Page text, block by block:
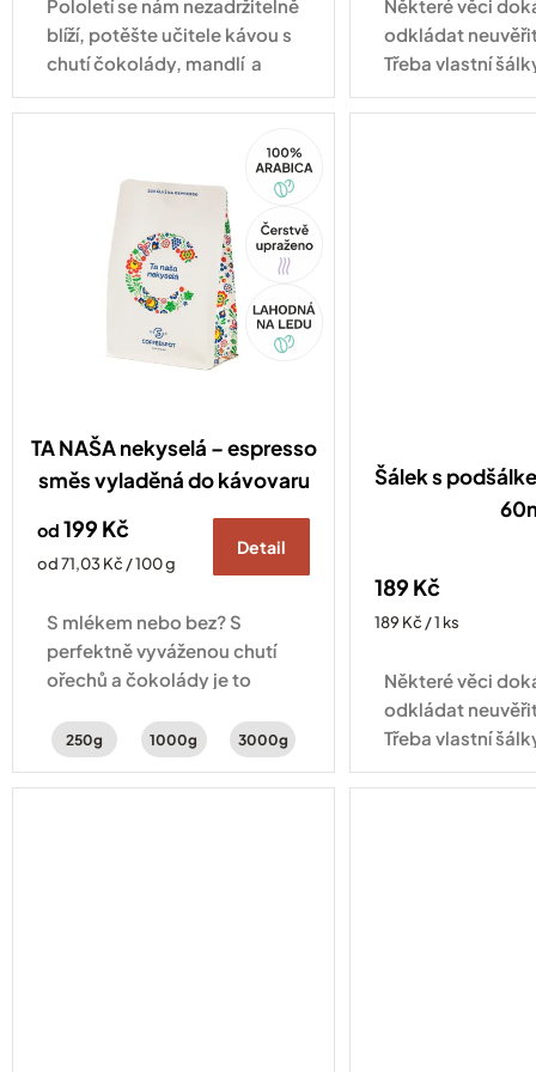
Pololetí se nám nezadržitelně
blíží, potěšte učitele kávou s
chutí čokolády, mandlí a
sušeného ovoce.
Některé věci
odkládat
Třeba vlastní
tady! Některé
trochu víc
Tip
Arabica
TA NAŠA nekyselá – espresso
směs vyladěná do kávovaru
od 199 Kč
Měrná
od 71,03 Kč / 100 g
Detail
S mlékem nebo bez? S
perfektně vyváženou chutí
ořechů a čokolády je to
stejně.
250g 1000g 3000g
Šálek s
189 Kč
Měrná
189 Kč / 1 ks
Některé věci
odkládat
Třeba vlastní
tady! Šálek na
objemu 60 ml se